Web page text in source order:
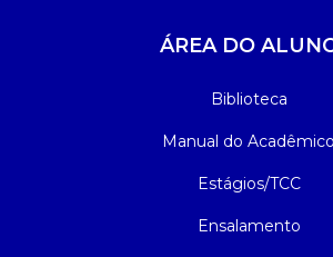
ÁREA DO
Biblioteca
Manual do Acadêmico
Estágios/TCC
Ensalamento